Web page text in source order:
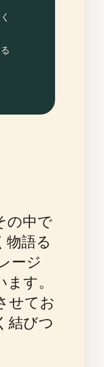
の中で
語る
ージ
す。
せてお
結びつ